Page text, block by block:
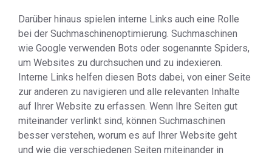
Darüber hinaus spielen interne Links auch eine Rolle
bei der Suchmaschinenoptimierung. Suchmaschinen
wie Google verwenden Bots oder sogenannte Spiders,
um Websites zu durchsuchen und zu indexieren.
Interne Links helfen diesen Bots dabei, von einer Seite
zur anderen zu navigieren und alle relevanten Inhalte
auf Ihrer Website zu erfassen. Wenn Ihre Seiten gut
miteinander verlinkt sind, können Suchmaschinen
besser verstehen, worum es auf Ihrer Website geht
und wie die verschiedenen Seiten miteinander in